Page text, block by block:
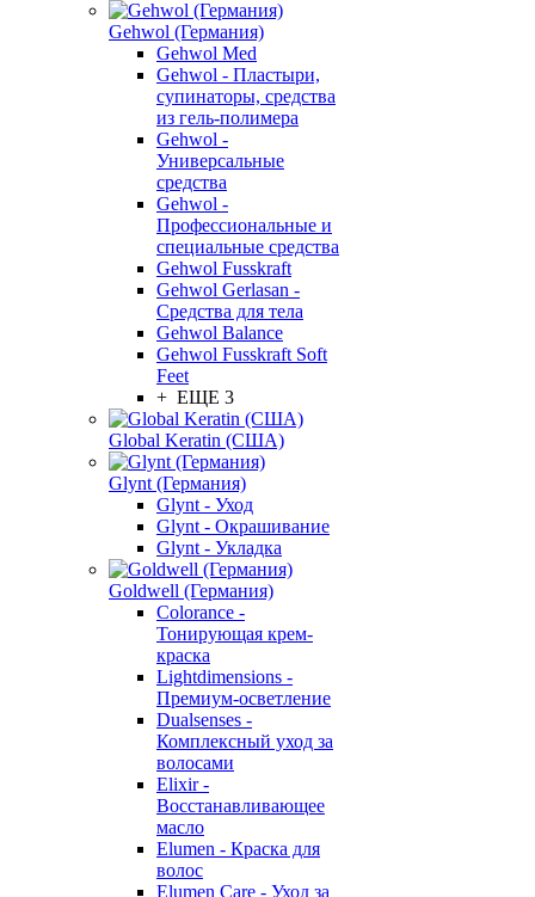
Gehwol (Германия)
Gehwol Med
Gehwol - Пластыри,
супинаторы, средства
из гель-полимера
Gehwol -
Универсальные
средства
Gehwol -
Профессиональные и
специальные средства
Gehwol Fusskraft
Gehwol Gerlasan -
Средства для тела
Gehwol Balance
Gehwol Fusskraft Soft
Feet
+ ЕЩЕ 3
Global Keratin (США)
Glynt (Германия)
Glynt - Уход
Glynt - Окрашивание
Glynt - Укладка
Goldwell (Германия)
Colorance -
Тонирующая крем-
краска
Lightdimensions -
Премиум-осветление
Dualsenses -
Комплексный уход за
волосами
Elixir -
Восстанавливающее
масло
Elumen - Краска для
волос
Elumen Care - Уход за